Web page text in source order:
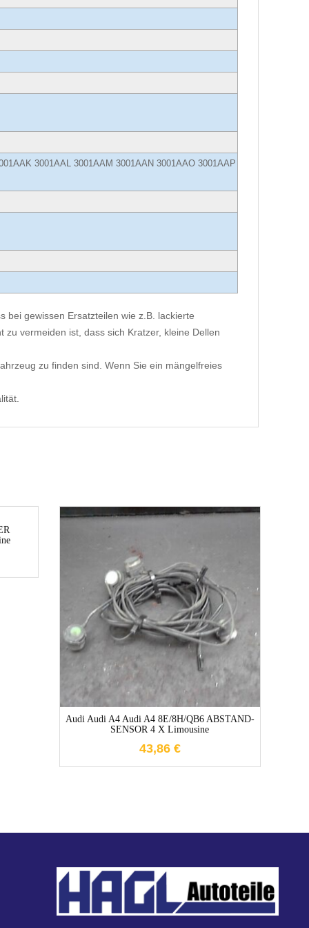
3001AAL 3001AAM 3001AAN 3001AAO 3001AAP
bei gewissen Ersatzteilen wie z.B. lackierte
vermeiden ist, dass sich Kratzer, kleine Dellen
zu finden sind. Wenn Sie ein mängelfreies
Audi Audi A4 Audi A4 8E/8H/QB6 ABSTAND-
SENSOR 4 X Limousine
43,86 €
1-3 Werktage